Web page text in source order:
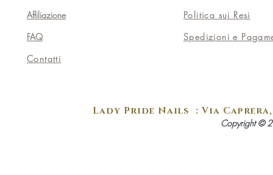
Affiliazione
FAQ
Contatti
Politica sui Resi
Spedizioni e
Lady Pride Nails : Via Caprera,
Copyright ©